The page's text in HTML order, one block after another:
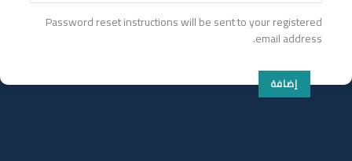
Password reset instructions will be sent to your registered
email address.